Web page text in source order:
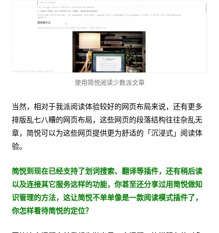
使用简悦阅读少数派文章
当然，相对于我派阅读体验较好的网页布局来说，还有更多
排版乱七八糟的网页布局，这些网页的段落结构往往杂乱无
章，简悦可以为这些网页提供更为舒适的「沉浸式」阅读体
验。
简悦到现在已经支持了划词搜索、翻译等插件，还有稍后读
以及连接其它服务这样的功能，你甚至还分享过用简悦做知
识管理的方法，这让简悦不单单像是一款阅读模式插件了，
你怎样看待简悦的定位？